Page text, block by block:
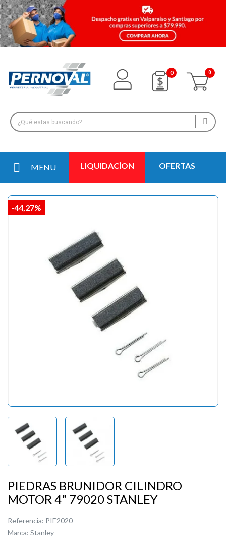
0
MENU LIQUIDACÍON OFERTAS
-44,27%
PIEDRAS BRUNIDOR CILINDRO
MOTOR 4" 79020 STANLEY
Referencia: PIE2020
Marca: Stanley